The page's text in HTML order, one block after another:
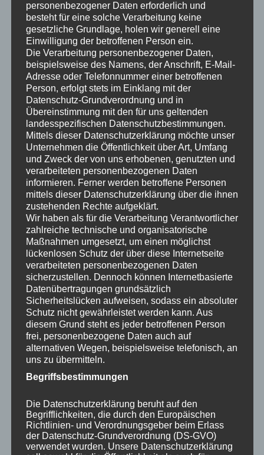
Klangerlebnis.
5.1-Setups
In etwas größeren Räumen kann man auch 5.1-Setups in
Betracht ziehen. Dabei kommen fünf Lautsprecher und
ein Subwoofer zum Einsatz. Für ein optimales Ergebnis
sollten die Lautsprecher symmetrisch um die
Hörposition angeordnet werden.
Lautsprecherpositionierung
und -aufstellung
Stereodreieck
Das sogenannte Stereodreieck ist eine bewährte
Methode zur Positionierung von Lautsprechern. Dabei
werden die Lautsprecher und die Hörposition in einem
gleichseitigen Dreieck angeordnet. Dies sorgt für eine
optimale Klangverteilung und ein ausgewogenes
Stereobild.
Wandmontage
In kleinen Räumen kann es sinnvoll sein, Lautsprecher
an der Wand zu montieren. Dadurch wird zusätzlicher
Platz gespart, und die Lautsprecher können optimal
FAQs
Q: Welche Lautsprechergröße ist für kleine Räume
personenbezogener Daten erforderlich und
besteht für eine solche Verarbeitung keine
gesetzliche Grundlage, holen wir generell eine
Einwilligung der betroffenen Person ein.
Die Verarbeitung personenbezogener Daten,
beispielsweise des Namens, der Anschrift, E-Mail-
Adresse oder Telefonnummer einer betroffenen
Person, erfolgt stets im Einklang mit der
Datenschutz-Grundverordnung und in
Übereinstimmung mit den für uns geltenden
landesspezifischen Datenschutzbestimmungen.
Mittels dieser Datenschutzerklärung möchte unser
Unternehmen die Öffentlichkeit über Art, Umfang
und Zweck der von uns erhobenen, genutzten und
verarbeiteten personenbezogenen Daten
informieren. Ferner werden betroffene Personen
mittels dieser Datenschutzerklärung über die ihnen
zustehenden Rechte aufgeklärt.
Wir haben als für die Verarbeitung Verantwortlicher
zahlreiche technische und organisatorische
Maßnahmen umgesetzt, um einen möglichst
lückenlosen Schutz der über diese Internetseite
verarbeiteten personenbezogenen Daten
sicherzustellen. Dennoch können Internetbasierte
Datenübertragungen grundsätzlich
Sicherheitslücken aufweisen, sodass ein absoluter
Schutz nicht gewährleistet werden kann. Aus
diesem Grund steht es jeder betroffenen Person
frei, personenbezogene Daten auch auf
alternativen Wegen, beispielsweise telefonisch, an
uns zu übermitteln.
Begriffsbestimmungen
Die Datenschutzerklärung beruht auf den
Begrifflichkeiten, die durch den Europäischen
Richtlinien- und Verordnungsgeber beim Erlass
der Datenschutz-Grundverordnung (DS-GVO)
verwendet wurden. Unsere Datenschutzerklärung